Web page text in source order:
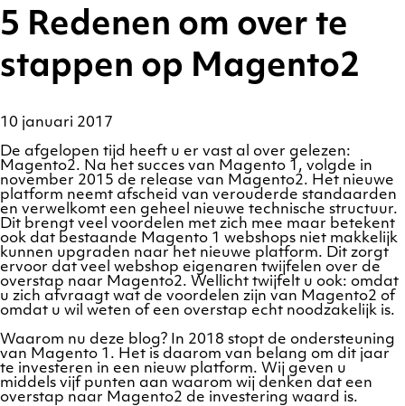
5 Redenen om over te
stappen op Magento2
10 januari 2017
De afgelopen tijd heeft u er vast al over gelezen:
Magento2. Na het succes van Magento 1, volgde in
november 2015 de release van Magento2. Het nieuwe
platform neemt afscheid van verouderde standaarden
en verwelkomt een geheel nieuwe technische structuur.
Dit brengt veel voordelen met zich mee maar betekent
ook dat bestaande Magento 1 webshops niet makkelijk
kunnen upgraden naar het nieuwe platform. Dit zorgt
ervoor dat veel webshop eigenaren twijfelen over de
overstap naar Magento2. Wellicht twijfelt u ook: omdat
u zich afvraagt wat de voordelen zijn van Magento2 of
omdat u wil weten of een overstap echt noodzakelijk is.
Waarom nu deze blog? In 2018 stopt de ondersteuning
van Magento 1. Het is daarom van belang om dit jaar
te investeren in een nieuw platform. Wij geven u
middels vijf punten aan waarom wij denken dat een
overstap naar Magento2 de investering waard is.